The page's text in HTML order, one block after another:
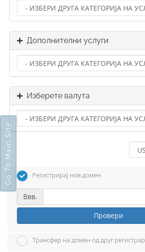
Дополнителни услуги
Изберете валута
Регистрирај нов домен
Ввв.
Провери
Трансфер на домен од друг регистрар
Go To Main Site